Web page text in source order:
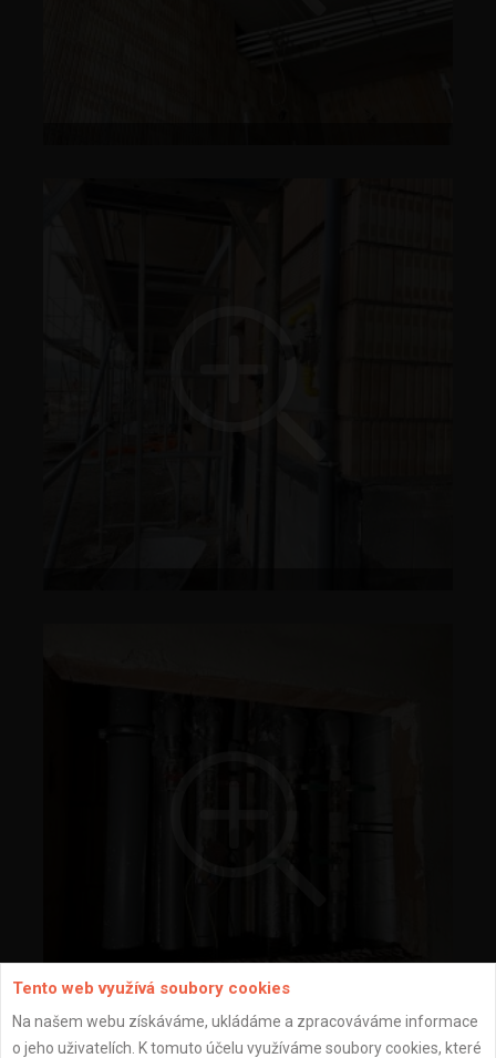
Tento web využívá soubory cookies
Na našem webu získáváme, ukládáme a zpracováváme informace
o jeho uživatelích. K tomuto účelu využíváme soubory cookies, které